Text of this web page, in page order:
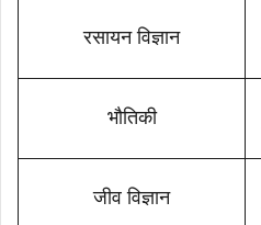
रसायन विज्ञान
भौतिकी
जीव विज्ञान